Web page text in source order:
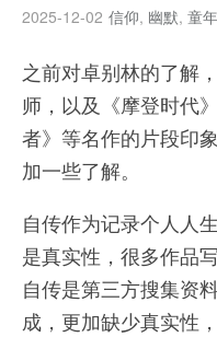
2025-12-02 信仰, 幽默, 童年
之前对卓别林的了解
师，以及《摩登时代
者》等名作的片段印
加一些了解。
自传作为记录个人人
是真实性，很多作品
自传是第三方搜集资
成，更加缺少真实性